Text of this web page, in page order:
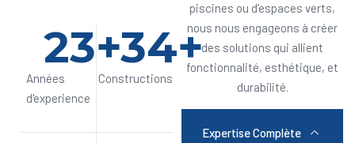
Années
d'experience
24+
Constructions
35+
piscines ou d’espaces verts,
nous nous engageons à créer
des solutions qui allient
fonctionnalité, esthétique, et
durabilité.
Expertise Complète